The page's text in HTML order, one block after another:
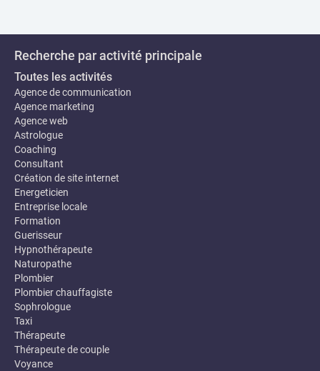
Recherche par activité principale
Toutes les activités
Agence de communication
Agence marketing
Agence web
Astrologue
Coaching
Consultant
Création de site internet
Energeticien
Entreprise locale
Formation
Guerisseur
Hypnothérapeute
Naturopathe
Plombier
Plombier chauffagiste
Sophrologue
Taxi
Thérapeute
Thérapeute de couple
Voyance